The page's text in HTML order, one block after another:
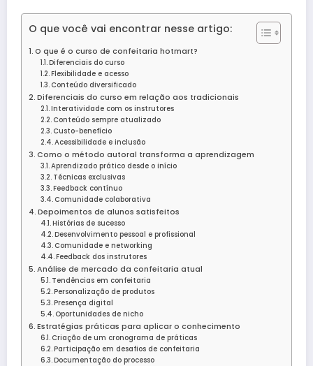
O que você vai encontrar nesse artigo:
O que é o curso de confeitaria hotmart?
Diferenciais do curso
Flexibilidade e acesso
Conteúdo diversificado
Diferenciais do curso em relação aos tradicionais
Interatividade com os instrutores
Conteúdo sempre atualizado
Custo-benefício
Acessibilidade e inclusão
Como o método autoral transforma a aprendizagem
Aprendizado prático desde o início
Técnicas exclusivas
Feedback contínuo
Comunidade colaborativa
Depoimentos de alunos satisfeitos
Histórias de sucesso
Desenvolvimento pessoal e profissional
Comunidade e networking
Feedback dos instrutores
Análise de mercado da confeitaria atual
Tendências em confeitaria
Personalização de produtos
Presença digital
Oportunidades de nicho
Estratégias práticas para aplicar o conhecimento
Criação de um cronograma de práticas
Participação em desafios de confeitaria
Documentação do processo